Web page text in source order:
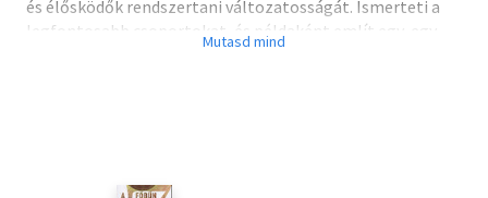
és élősködők rendszertani változatosságát. Ismerteti a
legfontosabb csoportokat, és példaként említ egy-egy
jellegzetes vagy nevezetes fajt. A következő, terjedelmes